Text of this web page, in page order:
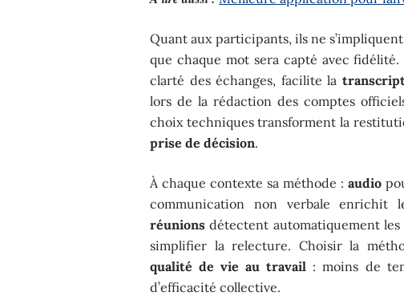
Quant aux participants, ils ne
que chaque mot sera capté avec
clarté des échanges, facilite la
lors de la rédaction des comptes
choix techniques transforment la
prise de décision.
À chaque contexte sa méthode :audio
communication non verbale enrichit
réunions détectent automatiquement
simplifier la relecture. Choisir la
qualité de vie au travail : moins de
d’efficacité collective.